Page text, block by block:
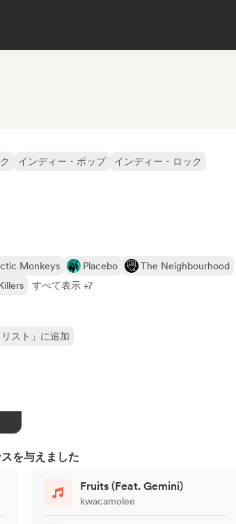
インディー・ポップ
インディー・ロック
Monkeys Placebo
The Neighbourhood
すべて表示 +7
スト」に追加
を与えました
Fruits (Feat. Gemini)
kwacamolee